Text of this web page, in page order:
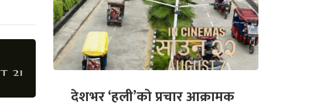
देशभर ‘हली’को प्रचार आक्रामक